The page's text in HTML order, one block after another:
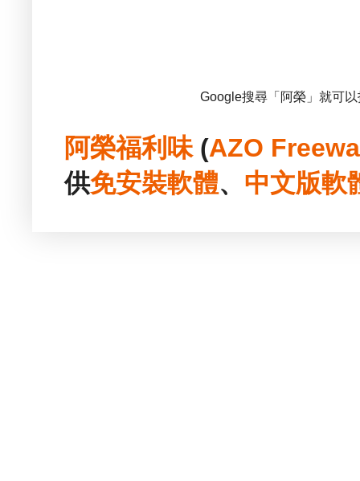
Google搜尋「阿榮」就可
阿榮福利味(AZO
供免安裝軟體、 中文版軟